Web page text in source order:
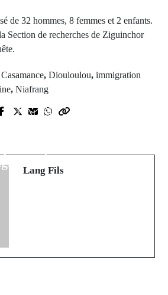
de 32 hommes, 8 femmes et 2 enfants.
Section de recherches de Ziguinchor
Casamance, Diouloulou, immigration
, Niafrang
Prev Post
cotonnière
Next Post
supérieur
Lang Fils